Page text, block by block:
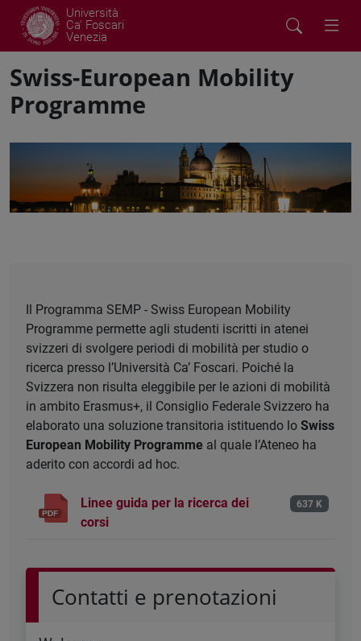
Università
Ca' Foscari
Venezia
Swiss-European Mobility
Programme
Il Programma SEMP - Swiss European Mobility
Programme permette agli studenti iscritti in atenei
svizzeri di svolgere periodi di mobilità per studio o
ricerca presso l’Università Ca’ Foscari. Poiché la
Svizzera non risulta eleggibile per le azioni di mobilità
in ambito Erasmus+, il Consiglio Federale Svizzero ha
elaborato una soluzione transitoria istituendo lo Swiss
European Mobility Programme al quale l’Ateneo ha
aderito con accordi ad hoc.
Linee guida per la ricerca dei
corsi
637 K
Contatti e prenotazioni